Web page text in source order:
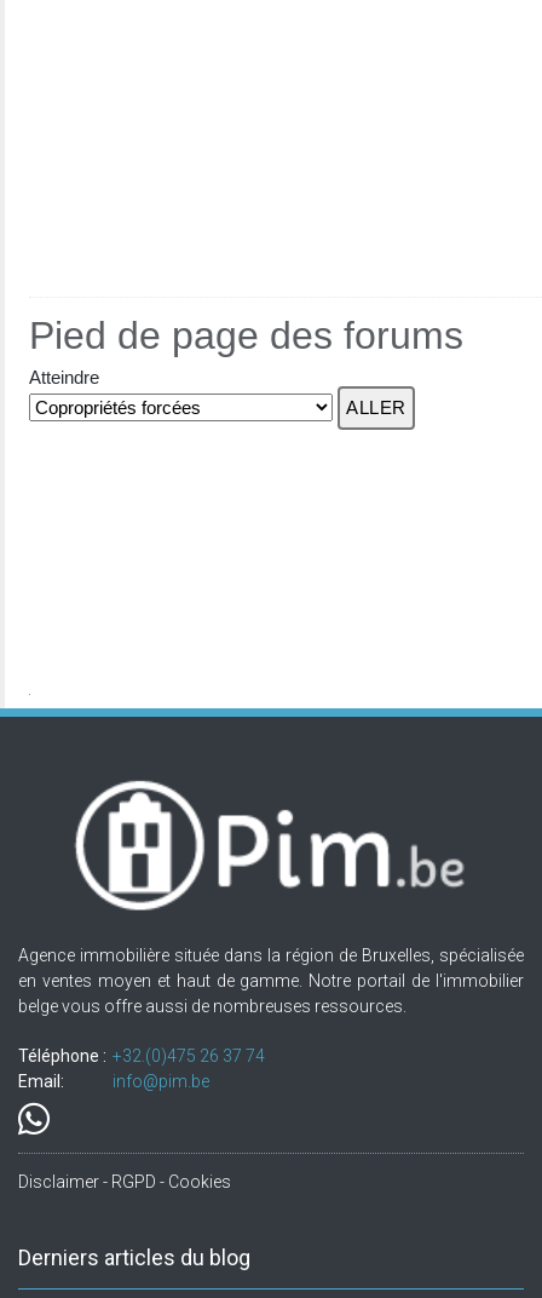
Pied de page des forums
Atteindre
Agence immobilière située dans la région de Bruxelles, spécialisée
en ventes moyen et haut de gamme. Notre portail de l'immobilier
belge vous offre aussi de nombreuses ressources.
Téléphone : +32.(0)475 26 37 74
Email:
info@pim.be
Disclaimer - RGPD - Cookies
Derniers articles du blog